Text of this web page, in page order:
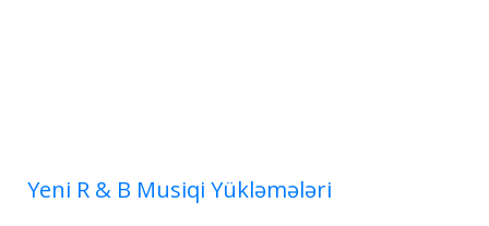
Yeni R & B Musiqi Yükləmələri